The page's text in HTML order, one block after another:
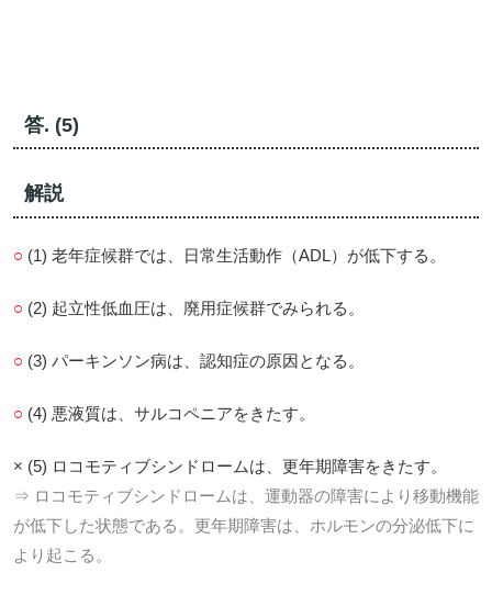
答. (5)
解説
○ (1) 老年症候群では、日常生活動作（ADL）が低下する。
○ (2) 起立性低血圧は、廃用症候群でみられる。
○ (3) パーキンソン病は、認知症の原因となる。
○ (4) 悪液質は、サルコペニアをきたす。
× (5) ロコモティブシンドロームは、更年期障害をきたす。
⇒ ロコモティブシンドロームは、運動器の障害により移動機能
が低下した状態である。更年期障害は、ホルモンの分泌低下に
より起こる。